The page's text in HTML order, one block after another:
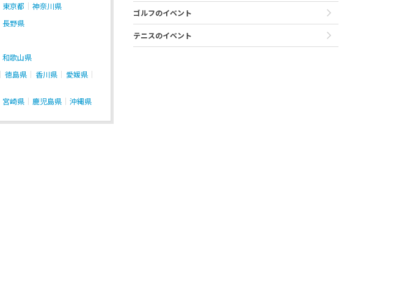
東京都
神奈川県
長野県
和歌山県
徳島県 香川県
愛媛県
宮崎県 鹿児島県 沖縄県
ゴルフのイベント
テニスのイベント